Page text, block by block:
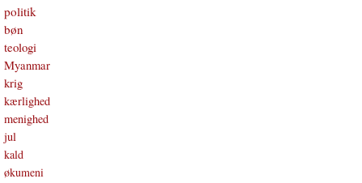
politik
bøn
teologi
Myanmar
krig
kærlighed
menighed
jul
kald
økumeni